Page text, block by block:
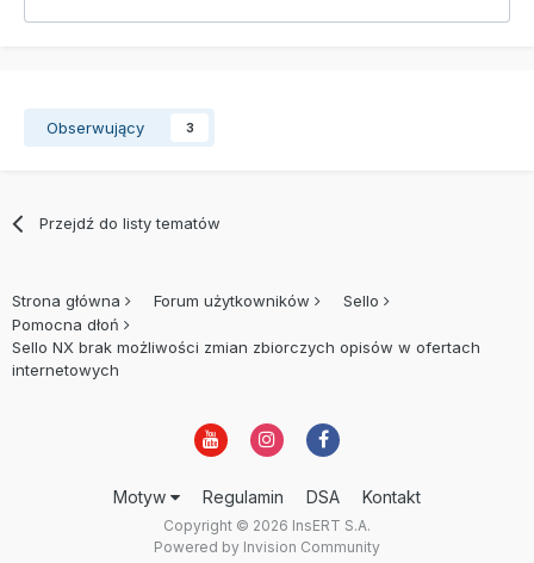
Obserwujący 3
Przejdź do listy tematów
Strona główna Forum użytkowników
Sello
Pomocna dłoń
Sello NX brak możliwości zmian zbiorczych opisów w ofertach
internetowych
Motyw Regulamin DSA Kontakt
Copyright © 2026 InsERT S.A.
Powered by Invision Community